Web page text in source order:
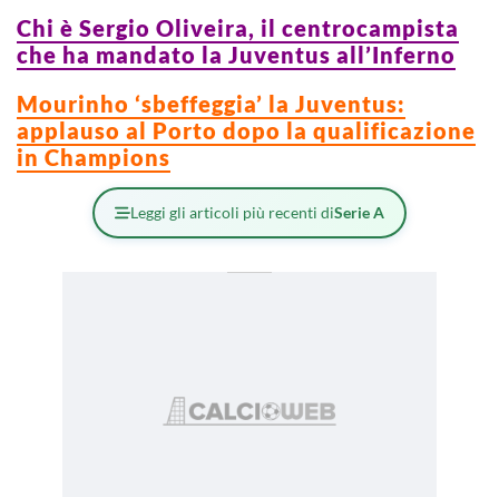
Chi è Sergio Oliveira, il centrocampista
che ha mandato la Juventus all’Inferno
Mourinho ‘sbeffeggia’ la Juventus:
applauso al Porto dopo la qualificazione
in Champions
Leggi gli articoli più recenti diSerie A